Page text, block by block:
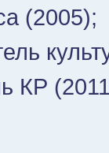
(2005);
КР